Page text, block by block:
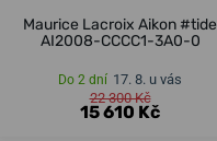
Maurice Lacroix Aikon #tide
AI2008-CCCC1-3A0-0
Do 2 dní 17. 8. u vás
22 300 Kč
15 610 Kč